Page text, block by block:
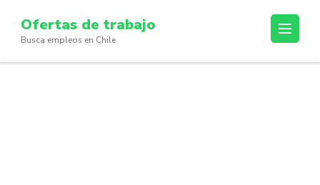
content
(Press
Ofertas de trabajo
Busca empleos en Chile